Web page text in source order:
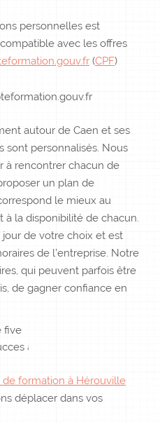
personnelles est
avec les offres
(CPF)
autour de Caen et ses
sont personnalisés. Nous
à rencontrer chacun de
un plan de
le mieux au
à la disponibilité de chacun.
de votre choix et est
de l’entreprise. Notre
qui peuvent parfois être
de gagner confiance en
de formation à Hérouville
déplacer dans vos